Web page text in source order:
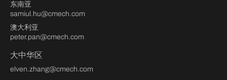
东南亚
samiul.hu@cmech.com
澳大利亚
peter.pan@cmech.com
大中华区
elven.zhang@cmech.com